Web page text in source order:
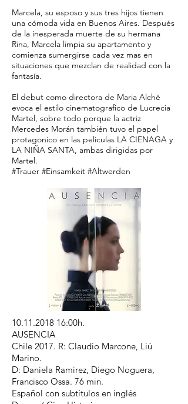
Marcela, su esposo y sus tres hijos tienen
una cómoda vida en Buenos Aires. Después
de la inesperada muerte de su hermana
Rina, Marcela limpia su apartamento y
comienza sumergirse cada vez mas en
situaciones que mezclan de realidad con la
fantasía.
El debut como directora de Maria Alché
evoca el estilo cinematografico de Lucrecia
Martel, sobre todo porque la actriz
Mercedes Morán también tuvo el papel
protagonico en las peliculas LA CIENAGA y
LA NIÑA SANTA, ambas dirigidas por
Martel.
#Trauer #Einsamkeit #Altwerden
10.11.2018 16:00h.
AUSENCIA
Chile 2017. R: Claudio Marcone, Liú
Marino.
D: Daniela Ramirez, Diego Noguera,
Francisco Ossa. 76 min.
Español con subtítulos en inglés